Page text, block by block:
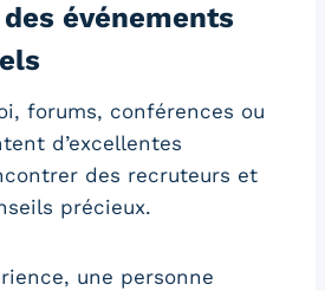
événements
forums, conférences ou
d’excellentes
des recruteurs et
précieux.
une personne